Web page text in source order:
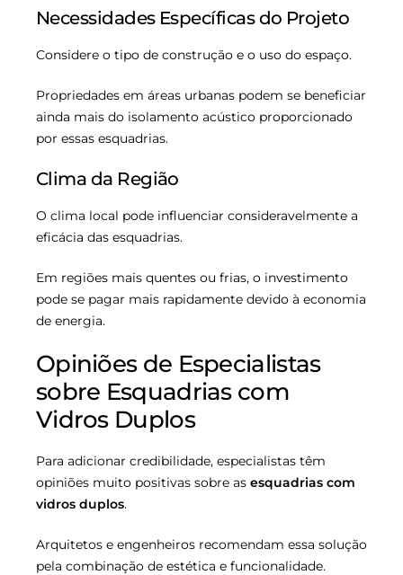
Necessidades Específicas do Projeto
Considere o tipo de construção e o uso do espaço.
Propriedades em áreas urbanas podem se beneficiar
ainda mais do isolamento acústico proporcionado
por essas esquadrias.
Clima da Região
O clima local pode influenciar consideravelmente a
eficácia das esquadrias.
Em regiões mais quentes ou frias, o investimento
pode se pagar mais rapidamente devido à economia
de energia.
Opiniões de Especialistas
sobre Esquadrias com
Vidros Duplos
Para adicionar credibilidade, especialistas têm
opiniões muito positivas sobre as esquadrias com
vidros duplos.
Arquitetos e engenheiros recomendam essa solução
pela combinação de estética e funcionalidade.